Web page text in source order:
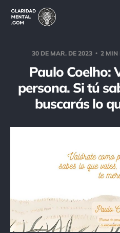
30 DE MAR. DE 2023 2 MIN
Paulo Coelho:
persona. Si tú
buscarás lo